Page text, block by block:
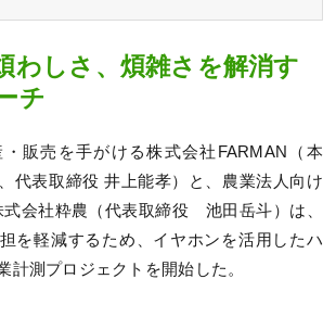
わしさ、煩雑さを解消す
チ
販売を手がける株式会社FARMAN（本
代表取締役 井上能孝）と、農業法人向け
式会社粋農（代表取締役 池田岳斗）は、
を軽減するため、イヤホンを活用したハ
計測プロジェクトを開始した。